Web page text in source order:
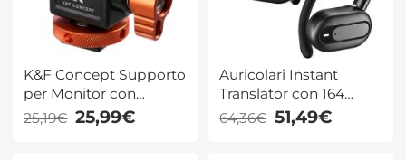
K&F Concept Supporto
per Monitor con
Freddo Shoe,
Regolazione
25,19€ 25,99€
Auricolari Instant
Translator con 164
Lingue, Nessun Costo
Aggiuntivo, Traduzione
64,36€ 51,49€